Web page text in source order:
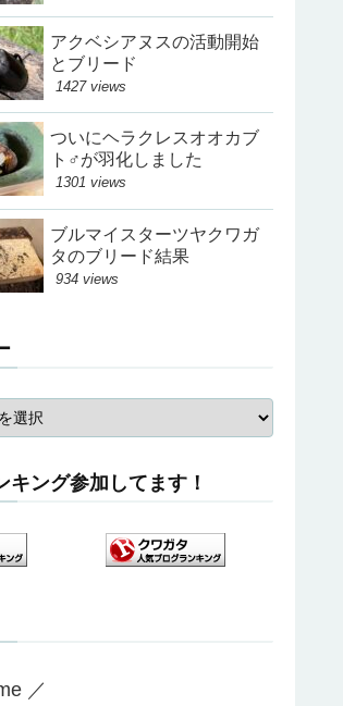
アクベシアヌスの活動開始
とブリード
1427 views
ついにヘラクレスオオカブ
ト♂が羽化しました
1301 views
ブルマイスターツヤクワガ
タのブリード結果
934 views
キング参加してます！
／